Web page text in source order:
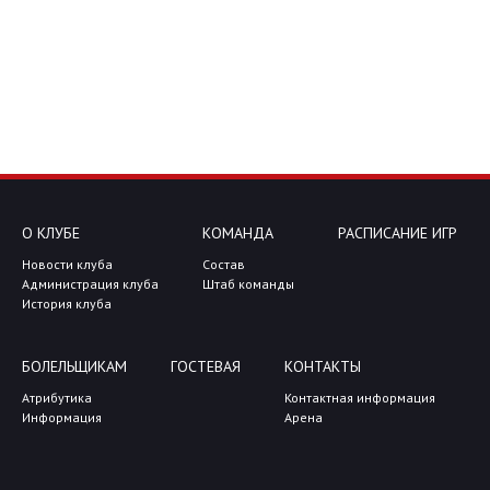
О КЛУБЕ
Новости клуба
Администрация клуба
История клуба
КОМАНДА
Состав
Штаб команды
РАСПИСАНИЕ ИГР
БОЛЕЛЬЩИКАМ
Атрибутика
Информация
ГОСТЕВАЯ КОНТАКТЫ
Контактная информация
Арена